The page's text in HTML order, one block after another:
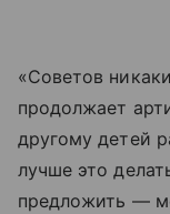
«Советов
продолжает
другому детей
лучше это
предложить —